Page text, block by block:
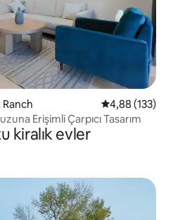
5 üzerinden
4,88 (133)
Erişimli Çarpıcı Tasarım
kiralık evler